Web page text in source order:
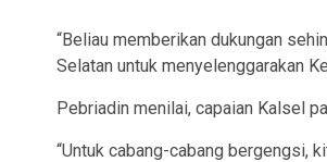
“Beliau memberikan dukungan
Selatan untuk menyelenggarakan
Pebriadin menilai, capaian Kalsel
“Untuk cabang-cabang bergengsi,